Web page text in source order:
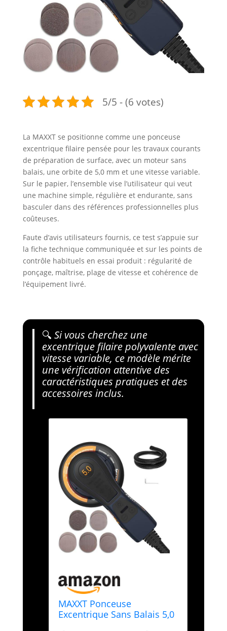
5/5 - (6 votes)
La MAXXT se positionne comme une ponceuse
excentrique filaire pensée pour les travaux courants
de préparation de surface, avec un moteur sans
balais, une orbite de 5,0 mm et une vitesse variable.
Sur le papier, l’ensemble vise l’utilisateur qui veut
une machine simple, régulière et endurante, sans
basculer dans des références professionnelles plus
coûteuses.
Faute d’avis utilisateurs fournis, ce test s’appuie sur
la fiche technique communiquée et sur les points de
contrôle habituels en essai produit : régularité de
ponçage, maîtrise, plage de vitesse et cohérence de
l’équipement livré.
🔍 Si vous cherchez une
excentrique filaire polyvalente avec
vitesse variable, ce modèle mérite
une vérification attentive des
caractéristiques pratiques et des
accessoires inclus.
MAXXT Ponceuse
Excentrique Sans Balais 5,0